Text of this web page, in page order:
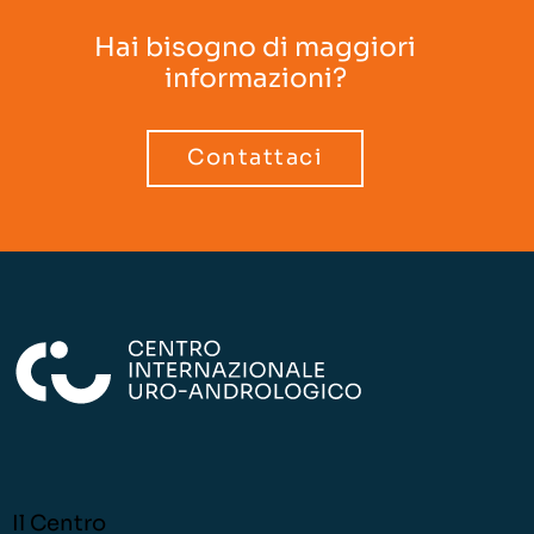
Hai bisogno di maggiori
informazioni?
Contattaci
Il Centro